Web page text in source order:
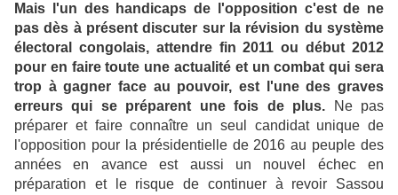
Mais l'un des handicaps de l'opposition c'est de ne
pas dès à présent discuter sur la révision du système
électoral congolais, attendre fin 2011 ou début 2012
pour en faire toute une actualité et un combat qui sera
trop à gagner face au pouvoir, est l'une des graves
erreurs qui se préparent une fois de plus. Ne pas
préparer et faire connaître un seul candidat unique de
l'opposition pour la présidentielle de 2016 au peuple des
années en avance est aussi un nouvel échec en
préparation et le risque de continuer à revoir Sassou